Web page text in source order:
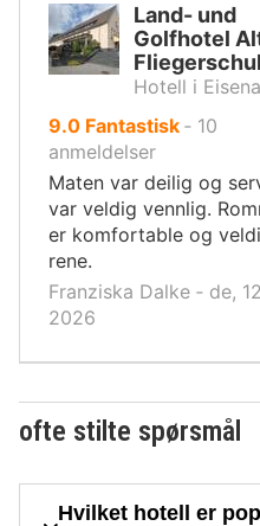
Land- und
Golfhotel
Hotell i
9.0av
10,
Fantastisk ‐ 10
anmeldelser
Maten var deilig og
var veldig vennlig.
er komfortable og
rene.
Franziska Dalke ‐ de,
2026
ofte stilte spørsmål
Hvilket hotell er